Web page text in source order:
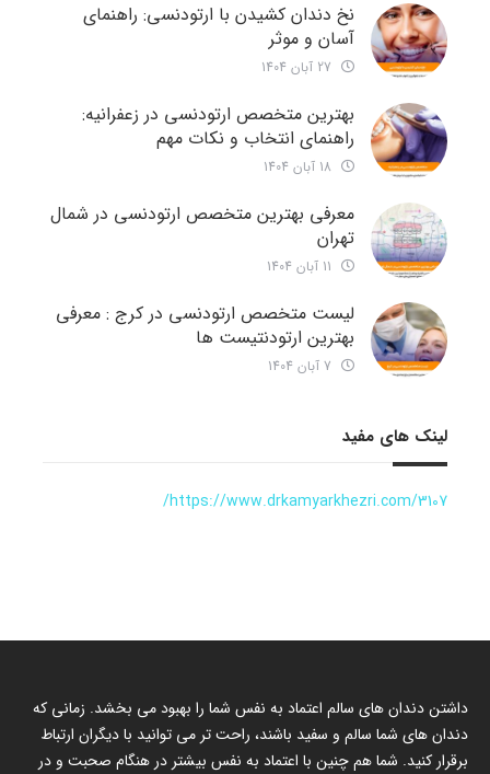
نخ دندان کشیدن با ارتودنسی: راهنمای
آسان و موثر
بهترین متخصص ارتودنسی در زعفرانیه:
راهنمای انتخاب و نکات مهم
معرفی بهترین متخصص ارتودنسی در شمال
تهران
لیست متخصص ارتودنسی در کرج : معرفی
بهترین ارتودنتیست ها
لینک های مفید
https://www.drkamyarkhezri.com/3107/
داشتن دندان های سالم اعتماد به نفس شما را بهبود می بخشد. زمانی که
دندان های شما سالم و سفید باشند، راحت تر می توانید با دیگران ارتباط
برقرار کنید. شما هم چنین با اعتماد به نفس بیشتر در هنگام صحبت و در